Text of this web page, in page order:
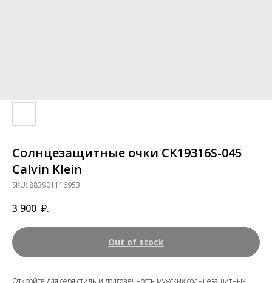
Солнцезащитные очки CK19316S-045
Calvin Klein
SKU: 883901116953
3 900 ₽.
Out of stock